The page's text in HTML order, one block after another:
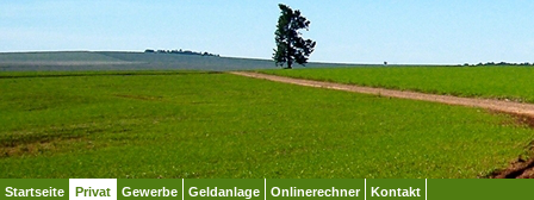
Startseite Privat Gewerbe Geldanlage Onlinerechner Kontakt